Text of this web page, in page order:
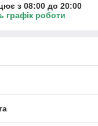
з 08:00 до 20:00
графік роботи